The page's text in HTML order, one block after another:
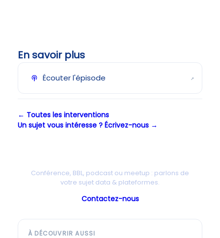
En savoir plus
Écouter l'épisode ↗
← Toutes les interventions
Un sujet vous intéresse ? Écrivez-nous →
Conférence, BBL, podcast ou meetup : parlons de
votre sujet data & plateformes.
Contactez-nous
À DÉCOUVRIR AUSSI